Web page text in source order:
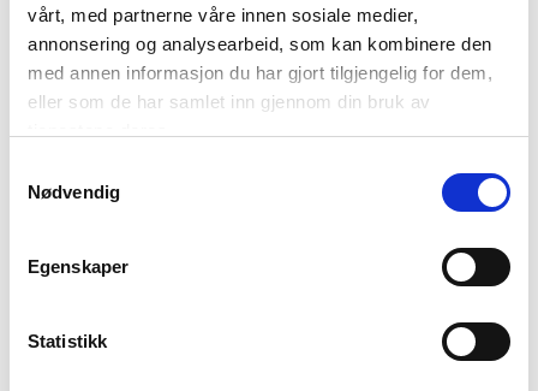
vårt, med partnerne våre innen sosiale medier,
annonsering og analysearbeid, som kan kombinere den
med annen informasjon du har gjort tilgjengelig for dem,
eller som de har samlet inn gjennom din bruk av
Nødvendig
Egenskaper
Statistikk
26,5 CM OKER